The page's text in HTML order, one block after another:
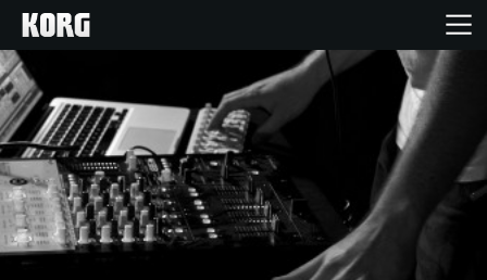
خانه
محصولات
ویژگی ها